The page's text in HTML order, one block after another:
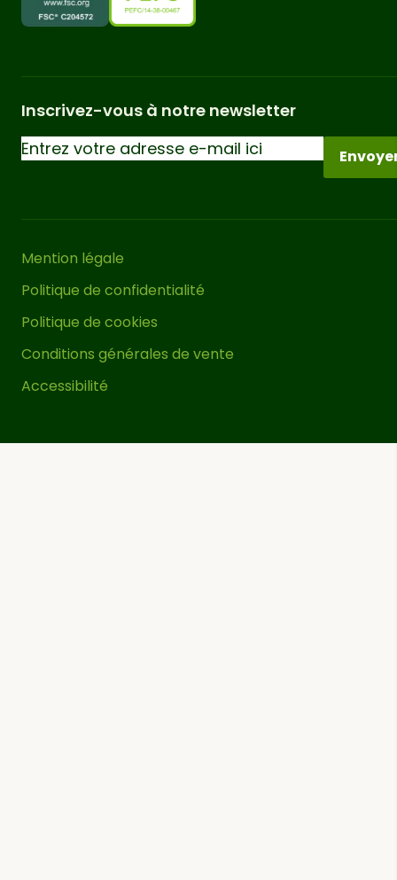
Inscrivez-vous à notre newsletter
Mention légale
Politique de confidentialité
Politique de cookies
Conditions générales de vente
Accessibilité